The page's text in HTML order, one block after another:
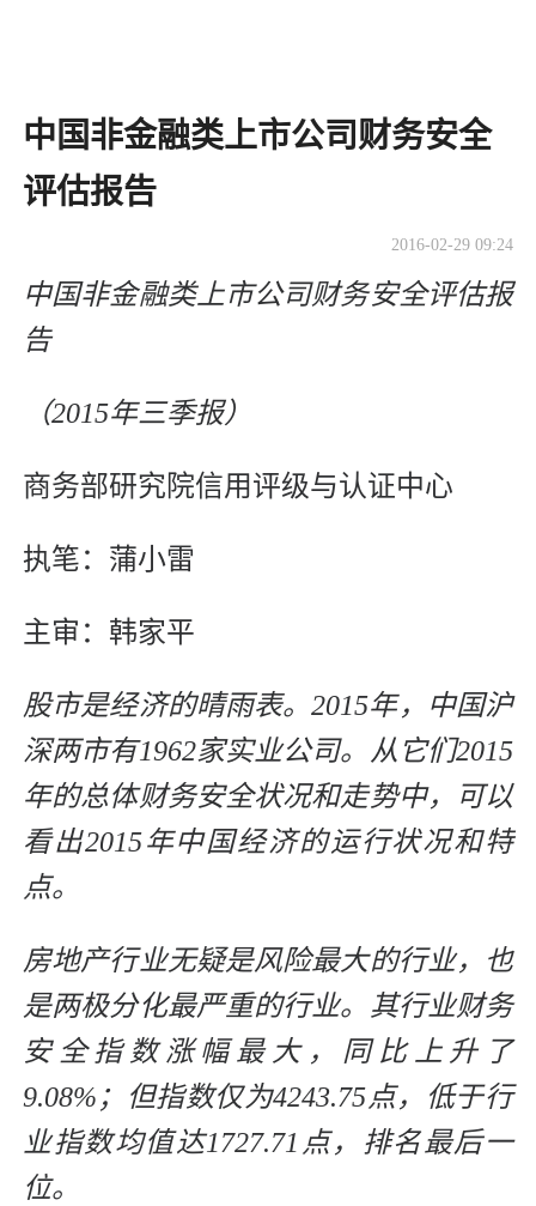
中国非金融类上市公司财务安全
评估报告
2016-02-29 09:24
中国非金融类上市公司财务安全评估报
告
（2015年三季报）
商务部研究院信用评级与认证中心
执笔：蒲小雷
主审：韩家平
股市是经济的晴雨表。2015年，中国沪
深两市有1962家实业公司。从它们2015
年的总体财务安全状况和走势中，可以
看出2015年中国经济的运行状况和特
点。
房地产行业无疑是风险最大的行业，也
是两极分化最严重的行业。其行业财务
安全指数涨幅最大，同比上升了
9.08%；但指数仅为4243.75点，低于行
业指数均值达1727.71点，排名最后一
位。